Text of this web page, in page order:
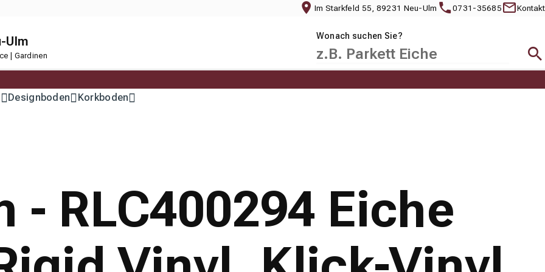
Im Starkfeld 55, 89231 Neu-Ulm 0731-35685 Kontakt
Ulm
| Gardinen
Wonach suchen Sie?
Designboden Korkboden
- RLC400294 Eiche